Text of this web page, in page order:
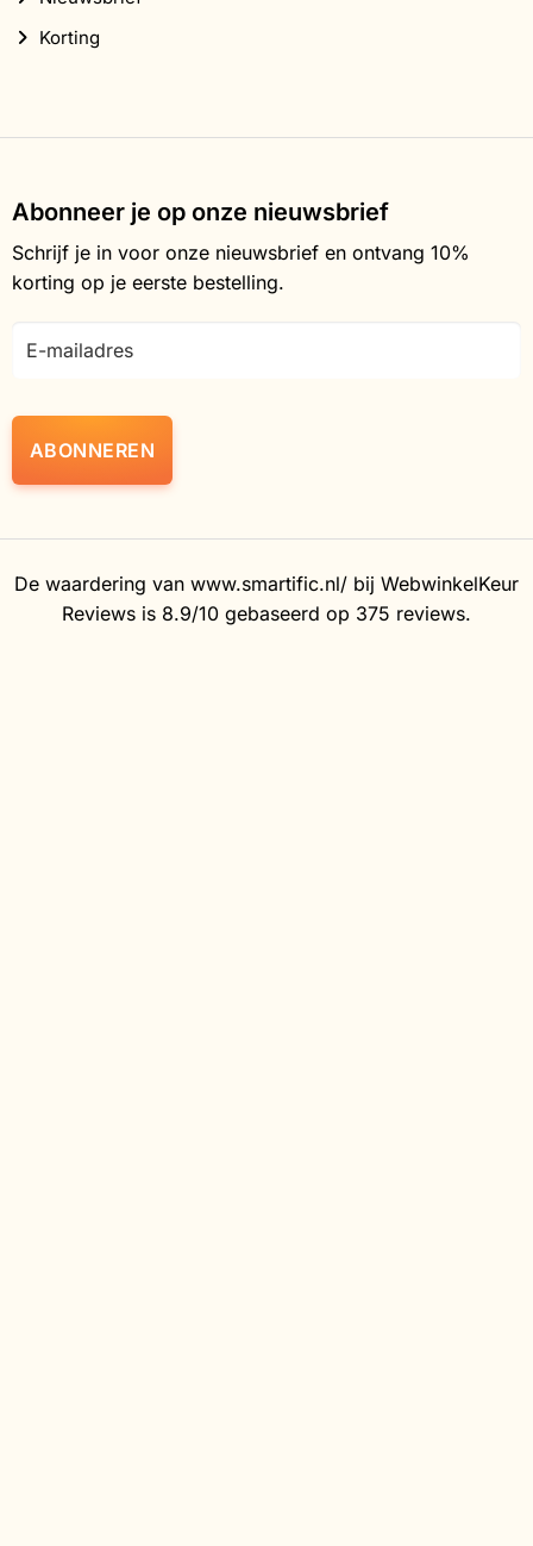
Korting
Abonneer je op onze nieuwsbrief
Schrijf je in voor onze nieuwsbrief en ontvang 10%
korting op je eerste bestelling.
mailadres
De waardering van www.smartific.nl/ bij WebwinkelKeur
Reviews is 8.9/10 gebaseerd op 375 reviews.